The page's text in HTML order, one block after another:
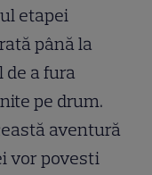
etapei
până la
a fura
pe drum.
aventură
vor povesti